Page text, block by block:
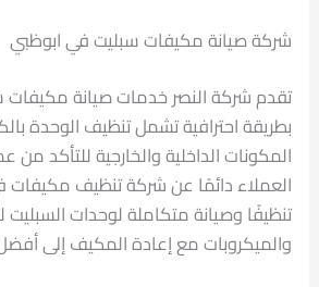
شركة صيانة مكيفات سبليت في ابوظبي
تقدم شركة النصر خدمات صيانة
بطريقة احترافية تشمل تنظيف الوحدة
المكونات الداخلية والخارجية للتأكد
العملاء دائمًا عن شركة تنظيف
تنظيفًا وصيانة متكاملة لوحدات السبليت
والميكروبات مع إعادة المكيف إلى